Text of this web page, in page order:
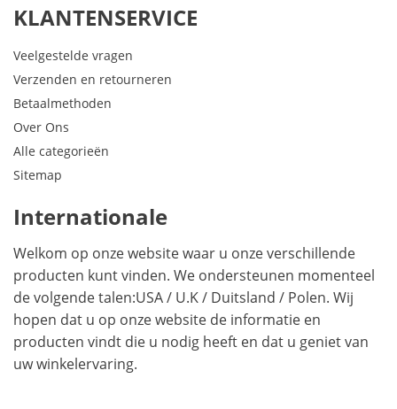
KLANTENSERVICE
Veelgestelde vragen
Verzenden en retourneren
Betaalmethoden
Over Ons
Alle categorieën
Sitemap
Internationale
Welkom op onze website waar u onze verschillende
producten kunt vinden. We ondersteunen momenteel
de volgende talen:USA/ U.K/ Duitsland / Polen. Wij
hopen dat u op onze website de informatie en
producten vindt die u nodig heeft en dat u geniet van
uw winkelervaring.